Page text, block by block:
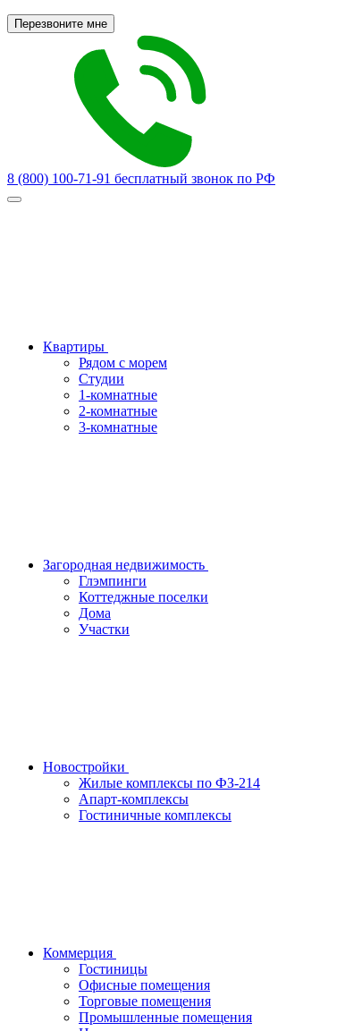
Перезвоните мне
8 (800) 100-71-91 бесплатный звонок по РФ
Квартиры
Рядом с морем
Студии
1-комнатные
2-комнатные
3-комнатные
Загородная недвижимость
Глэмпинги
Коттеджные поселки
Дома
Участки
Новостройки
Жилые комплексы по ФЗ-214
Апарт-комплексы
Гостиничные комплексы
Коммерция
Гостиницы
Офисные помещения
Торговые помещения
Промышленные помещения